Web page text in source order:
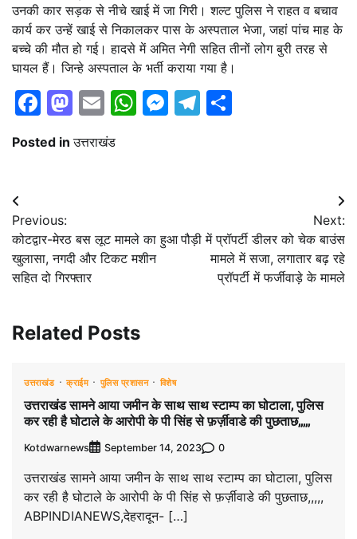
उनकी कार सड़क से नीचे खाई में जा गिरी। शल्ट पुलिस ने राहत व बचाव
कार्य कर उन्हें खाई से निकालकर पास के अस्पताल भेजा, जहां पांच माह के
बच्चे की मौत हो गई। हादसे में अमित नेगी सहित तीनों लोग बुरी तरह से
घायल हैं। जिन्हे अस्पताल के भर्ती कराया गया है।
Facebook
Mastodon
EmailWhatsApp
Messenger
Telegram
Posted inउत्तराखंड
Post
navigation
Previous:
कोटद्वार-मेरठ बस लूट मामले का हुआ
खुलासा, नगदी और टिकट मशीन
सहित दो गिरफ्तार
Next:
पौड़ी में प्रॉपर्टी डीलर को चेक बाउंस
मामले में सजा, लगातार बढ़ रहे
प्रॉपर्टी में फर्जीवाड़े के मामले
Related Posts
उत्तराखंड क्राईम पुलिस प्रशासन विशेष
उत्तराखंड सामने आया जमीन के साथ साथ स्टाम्प का घोटाला, पुलिस
कर रही है घोटाले के आरोपी के पी सिंह से फ़र्ज़ीवाडे की पुछताछ,,,,,
Kotdwarnews September 14, 2023 0
उत्तराखंड सामने आया जमीन के साथ साथ स्टाम्प का घोटाला, पुलिस
कर रही है घोटाले के आरोपी के पी सिंह से फ़र्ज़ीवाडे की पुछताछ,,,,,
ABPINDIANEWS,देहरादून- […]